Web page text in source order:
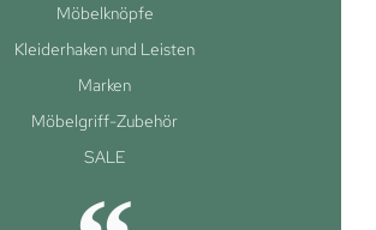
Möbelknöpfe
Kleiderhaken und Leisten
Marken
Möbelgriff-Zubehör
SALE